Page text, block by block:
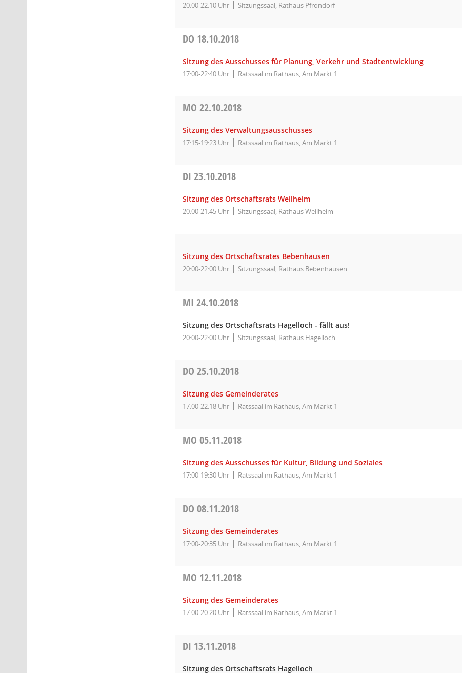
20:00-22:10 Uhr Sitzungssaal, Rathaus Pfrondorf
DO 18.10.2018
Sitzung des Ausschusses für Planung, Verkehr und Stadtentwicklung
17:00-22:40 Uhr Ratssaal im Rathaus, Am Markt 1
MO22.10.2018
Sitzung des Verwaltungsausschusses
17:15-19:23 Uhr Ratssaal im Rathaus, Am Markt 1
DI23.10.2018
Sitzung des Ortschaftsrats Weilheim
20:00-21:45 Uhr Sitzungssaal, Rathaus Weilheim
Sitzung des Ortschaftsrates Bebenhausen
20:00-22:00 Uhr Sitzungssaal, Rathaus Bebenhausen
MI24.10.2018
Sitzung des Ortschaftsrats Hagelloch - fällt aus!
20:00-22:00 Uhr Sitzungssaal, Rathaus Hagelloch
DO25.10.2018
Sitzung des Gemeinderates
17:00-22:18 Uhr Ratssaal im Rathaus, Am Markt 1
MO05.11.2018
Sitzung des Ausschusses für Kultur, Bildung und Soziales
17:00-19:30 Uhr Ratssaal im Rathaus, Am Markt 1
DO08.11.2018
Sitzung des Gemeinderates
17:00-20:35 Uhr Ratssaal im Rathaus, Am Markt 1
MO 12.11.2018
Sitzung des Gemeinderates
17:00-20:20 Uhr Ratssaal im Rathaus, Am Markt 1
DI 13.11.2018
Sitzung des Ortschaftsrats Hagelloch